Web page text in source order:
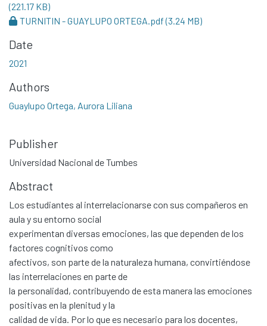
(221.17 KB)
TURNITIN - GUAYLUPO ORTEGA.pdf(3.24 MB)
Date
2021
Authors
Guaylupo Ortega, Aurora Liliana
Publisher
Universidad Nacional de Tumbes
Abstract
Los estudiantes al interrelacionarse con sus compañeros en
aula y su entorno social
experimentan diversas emociones, las que dependen de los
factores cognitivos como
afectivos, son parte de la naturaleza humana, convirtiéndose
las interrelaciones en parte de
la personalidad, contribuyendo de esta manera las emociones
positivas en la plenitud y la
calidad de vida. Por lo que es necesario para los docentes,